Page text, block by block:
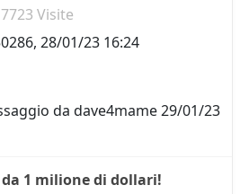
Visite
, 28/01/23 16:24
da dave4mame29/01/23
1 milione di dollari!